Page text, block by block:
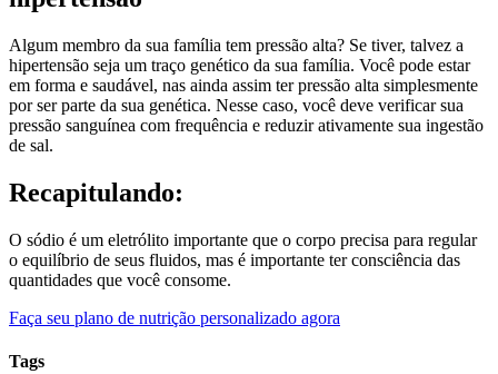
Algum membro da sua família tem pressão alta? Se tiver, talvez a
hipertensão seja um traço genético da sua família. Você pode estar
em forma e saudável, nas ainda assim ter pressão alta simplesmente
por ser parte da sua genética. Nesse caso, você deve verificar sua
pressão sanguínea com frequência e reduzir ativamente sua ingestão
de sal.
Recapitulando:
O sódio é um eletrólito importante que o corpo precisa para regular
o equilíbrio de seus fluidos, mas é importante ter consciência das
quantidades que você consome.
Faça seu plano de nutrição personalizado agora
Tags